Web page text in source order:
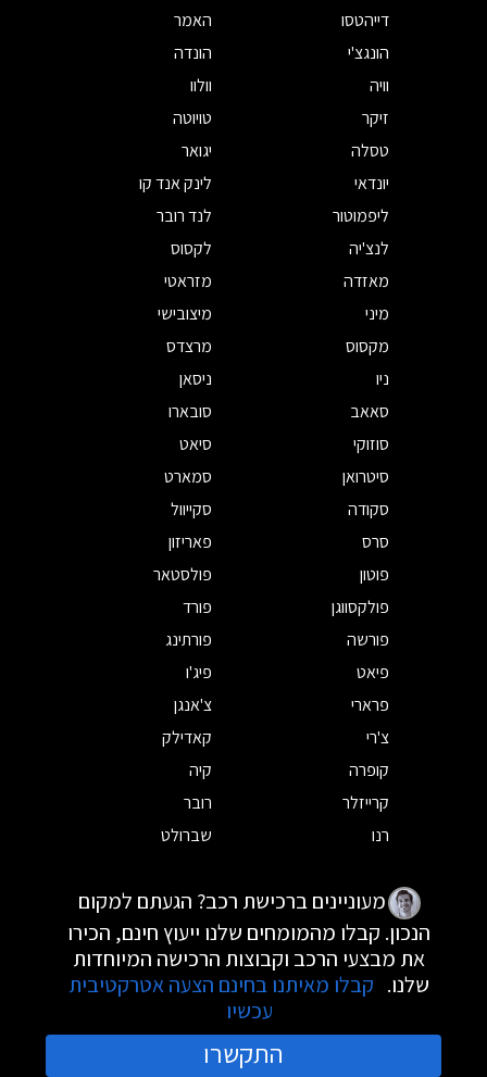
דייהטסו
האמר
הונגצ'י
הונדה
וויה
וולוו
זיקר
טויוטה
טסלה
יגואר
יונדאי
לינק אנד קו
ליפמוטור
לנד רובר
לנצ'יה
לקסוס
מאזדה
מזראטי
מיני
מיצובישי
מקסוס
מרצדס
ניו
ניסאן
סאאב
סובארו
סוזוקי
סיאט
סיטרואן
סמארט
סקודה
סקייוול
סרס
פאריזון
פוטון
פולסטאר
פולקסווגן
פורד
פורשה
פורתינג
פיאט
פיג'ו
פרארי
צ'אנגן
צ'רי
קאדילק
קופרה
קיה
קרייזלר
רובר
רנו
שברולט
מעוניינים ברכישת רכב? הגעתם למקום
הנכון. קבלו מהמומחים שלנו ייעוץ חינם, הכירו
את מבצעי הרכב וקבוצות הרכישה המיוחדות
שלנו. קבלו מאיתנו בחינם הצעה אטרקטיבית
עכשיו
התקשרו